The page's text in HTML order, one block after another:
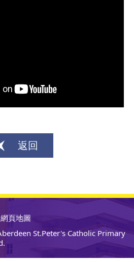
返回
網頁地圖
St.Peter's Catholic Primary